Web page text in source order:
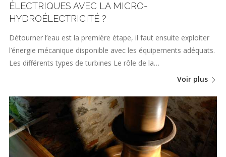
ÉLECTRIQUES AVEC LA MICRO-
HYDROÉLECTRICITÉ ?
Détourner l’eau est la première étape, il faut ensuite exploiter
l’énergie mécanique disponible avec les équipements adéquats.
Les différents types de turbines Le rôle de la…
Voir plus